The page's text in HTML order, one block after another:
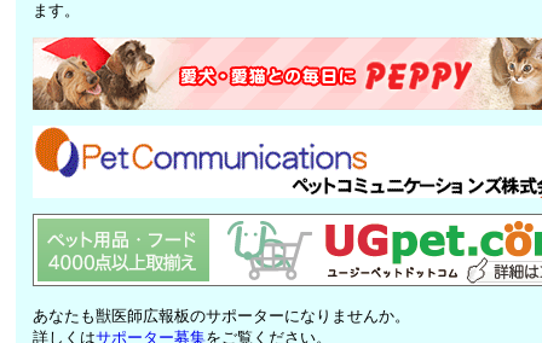
ます。
あなたも獣医師広報板のサポーターになりませんか。
詳しくはサポーター募集をご覧ください。